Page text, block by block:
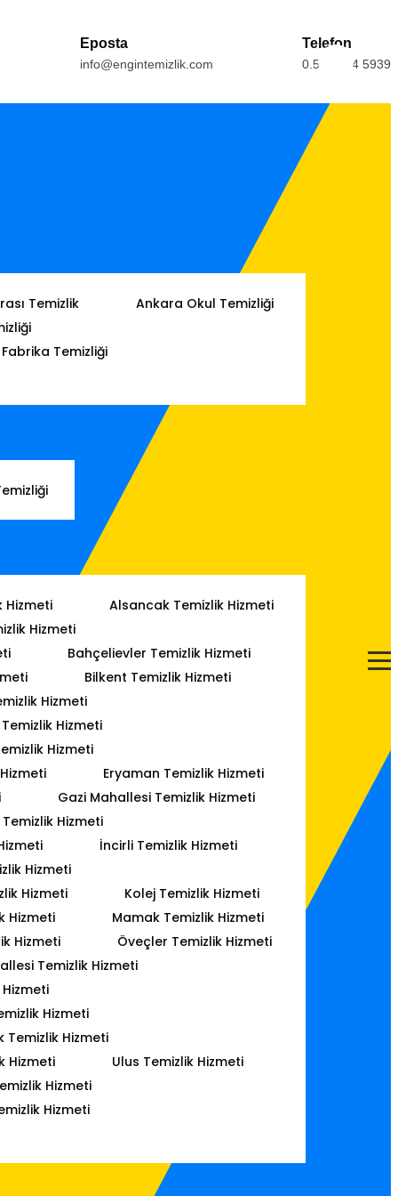
Eposta
info@engintemizlik.com
Telefon
0.554.164 5939
Temizlik
Ankara Okul Temizliği
Temizliği
Hizmeti
Alsancak Temizlik Hizmeti
Hizmeti
Bahçelievler Temizlik Hizmeti
Bilkent Temizlik Hizmeti
Hizmeti
Hizmeti
Hizmeti
Eryaman Temizlik Hizmeti
Gazi Mahallesi Temizlik Hizmeti
Hizmeti
İncirli Temizlik Hizmeti
Hizmeti
Hizmeti
Kolej Temizlik Hizmeti
Hizmeti
Mamak Temizlik Hizmeti
Hizmeti
Öveçler Temizlik Hizmeti
Temizlik Hizmeti
Hizmeti
Temizlik Hizmeti
Hizmeti
Ulus Temizlik Hizmeti
Hizmeti
Hizmeti